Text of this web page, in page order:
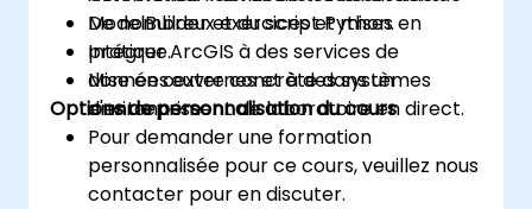
ModelBuilder et du script Python.
Intégrer ArcGIS à des services de
données externes et à des systèmes
d'entreprise.
De nombreux exercices et mises en
pratique.
Mise en œuvre concrète dans un
environnement de laboratoire en direct.
Options de personnalisation du cours
Pour demander une formation
personnalisée pour ce cours, veuillez nous
contacter pour en discuter.